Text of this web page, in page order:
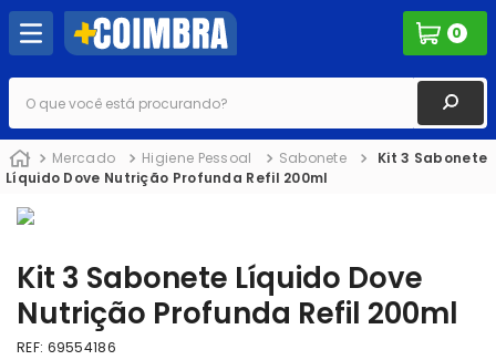
0
O que você está procurando?
Mercado Higiene Pessoal Sabonete
Kit 3 Sabonete
Líquido Dove Nutrição Profunda Refil 200ml
Kit 3 Sabonete Líquido Dove
Nutrição Profunda Refil 200ml
REF: 69554186